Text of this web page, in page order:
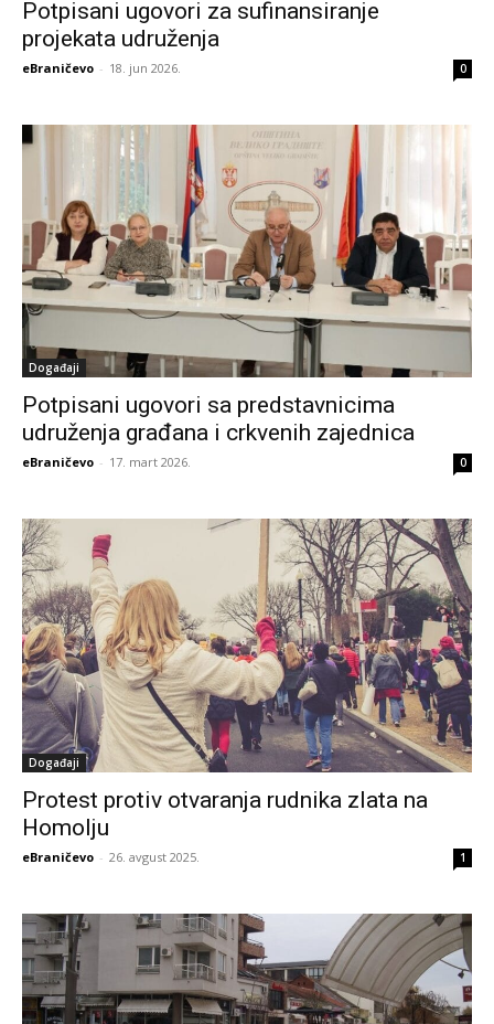
Potpisani ugovori za sufinansiranje
projekata udruženja
eBraničevo - 18. jun 2026. 0
Događaji
Potpisani ugovori sa predstavnicima
udruženja građana i crkvenih zajednica
eBraničevo - 17. mart 2026. 0
Događaji
Protest protiv otvaranja rudnika zlata na
Homolju
eBraničevo - 26. avgust 2025. 1